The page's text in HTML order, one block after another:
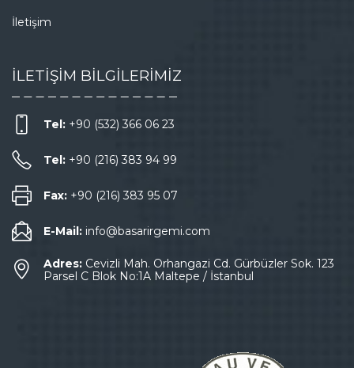
İletişim
İLETİŞİM BİLGİLERİMİZ
Tel: +90 (532) 366 06 23
Tel: +90 (216) 383 94 99
Fax: +90 (216) 383 95 07
E-Mail: info@basarirgemi.com
Adres: Cevizli Mah. Orhangazi Cd. Gürbüzler Sok. 123
Parsel C Blok No:1A Maltepe / İstanbul